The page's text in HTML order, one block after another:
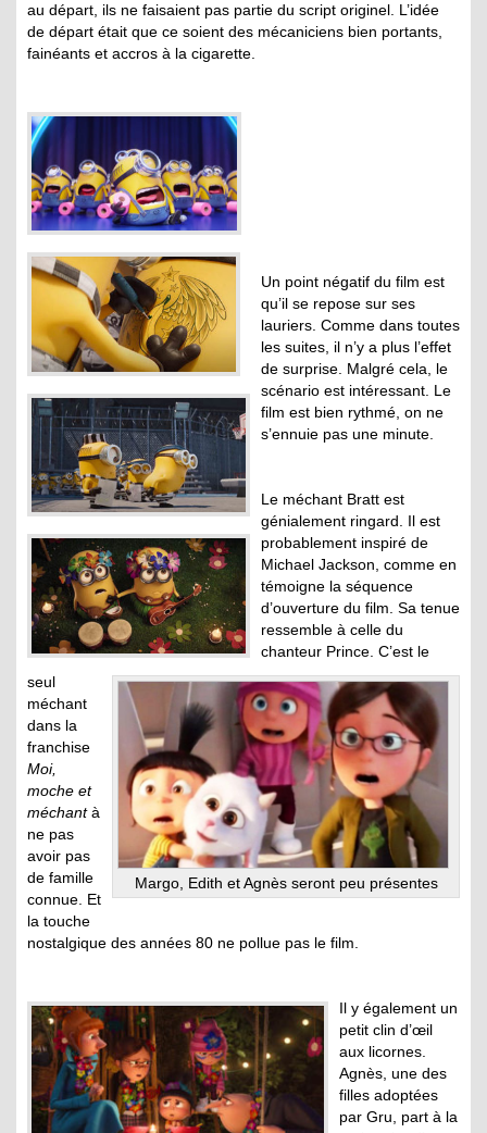
au départ, ils ne faisaient pas partie du script originel. L’idée
de départ était que ce soient des mécaniciens bien portants,
fainéants et accros à la cigarette.
Margo, Edith et Agnès seront peu présentes
Un point négatif du film est
qu’il se repose sur ses
lauriers. Comme dans toutes
les suites, il n’y a plus l’effet
de surprise. Malgré cela, le
scénario est intéressant. Le
film est bien rythmé, on ne
s’ennuie pas une minute.
Le méchant Bratt est
génialement ringard. Il est
probablement inspiré de
Michael Jackson, comme en
témoigne la séquence
d’ouverture du film. Sa tenue
ressemble à celle du
chanteur Prince. C’est le
seul
méchant
dans la
franchise
Moi,
moche et
méchantà
ne pas
avoir pas
de famille
connue. Et
la touche
nostalgique des années 80 ne pollue pas le film.
Il y également un
petit clin d’œil
aux licornes.
Agnès, une des
filles adoptées
par Gru, part à la